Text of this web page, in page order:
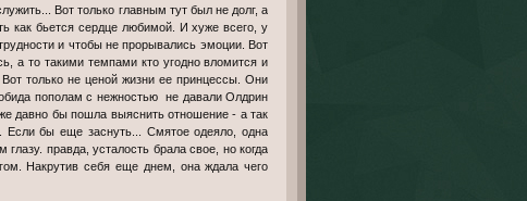
Вот только главным тут был не долг, а
как бьется сердце любимой. И хуже всего, у
и чтобы не прорывались эмоции. Вот
а то такими темпами кто угодно вломится и
только не ценой жизни ее принцессы. Они
пополам с нежностью не давали Олдрин
давно бы пошла выяснить отношение - а так
Если бы еще заснуть... Смятое одеяло, одна
правда, усталость брала свое, но когда
Накрутив себя еще днем, она ждала чего